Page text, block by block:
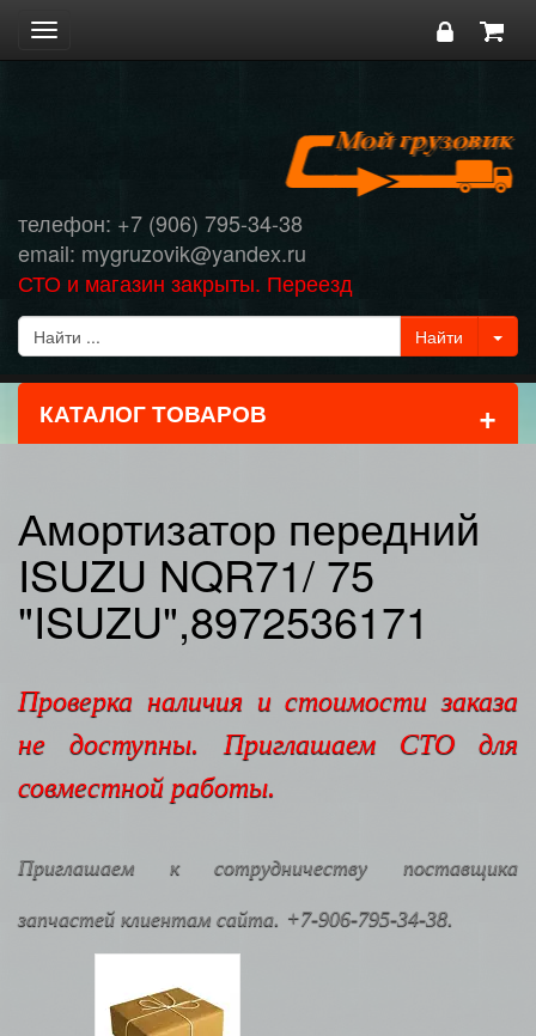
Toggle
navigation
телефон: +7 (906) 795-34-38
email: mygruzovik@yandex.ru
СТО и магазин закрыты. Переезд
КАТАЛОГ ТОВАРОВ +
Амортизатор передний
ISUZU NQR71/ 75
"ISUZU",8972536171
Проверка наличия и стоимости заказа
не доступны. Приглашаем СТО для
совместной работы.
Приглашаем к сотрудничеству поставщика
запчастей клиентам сайта. +7-906-795-34-38.